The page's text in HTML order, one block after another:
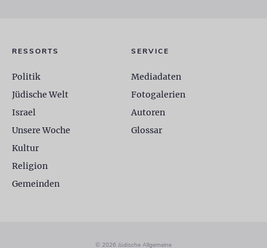
RESSORTS
Politik
Jüdische Welt
Israel
Unsere Woche
Kultur
Religion
Gemeinden
SERVICE
Mediadaten
Fotogalerien
Autoren
Glossar
© 2026 Jüdische Allgemeine